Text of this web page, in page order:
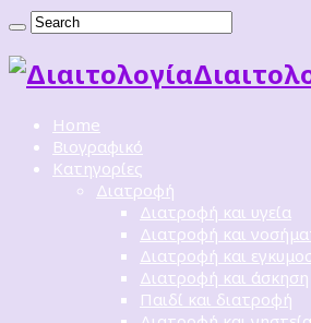
Home
Βιογραφικό
Κατηγορίες
Διατροφή
Διατροφή και υγεία
Διατροφή και
Διατροφή και
Διατροφή και άσκηση
Παιδί και διατροφή